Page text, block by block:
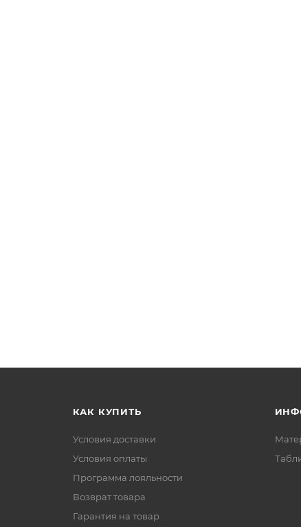
КАК КУПИТЬ
Условия доставки
Условия оплаты
Программа лояльности
Возврат товара
Гарантия на товар